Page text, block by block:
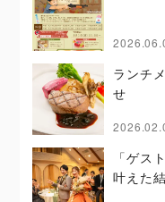
ランチ
せ
「ゲス
叶えた